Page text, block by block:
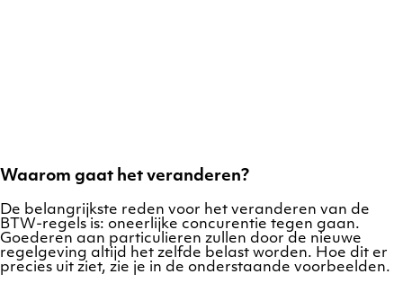
Waarom gaat het veranderen?
De belangrijkste reden voor het veranderen van de
BTW-regels is: oneerlijke concurentie tegen gaan.
Goederen aan particulieren zullen door de nieuwe
regelgeving altijd het zelfde belast worden. Hoe dit er
precies uit ziet, zie je in de onderstaande voorbeelden.